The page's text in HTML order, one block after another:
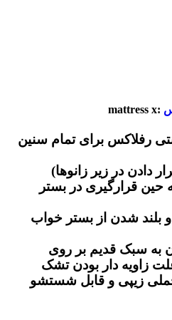
:mattress x
رفلاکس برای تمام سنین
دادن در زیر زانوها)
حین قرارگیری در بستر
بلند شدن از بستر خواب
به سبک قدیم بر روی
زاویه دار بودن تشک
زیپی و قابل شستشو